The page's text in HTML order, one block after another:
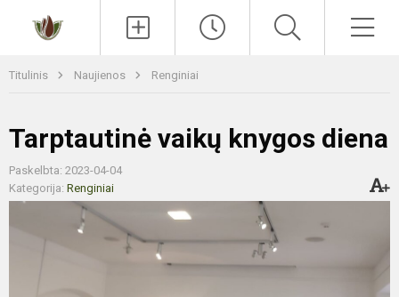
Titulinis Naujienos Renginiai
Tarptautinė vaikų knygos diena
Paskelbta: 2023-04-04
Kategorija: Renginiai